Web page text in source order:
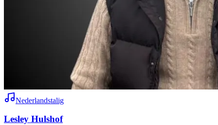
Nederlandstalig
Lesley Hulshof